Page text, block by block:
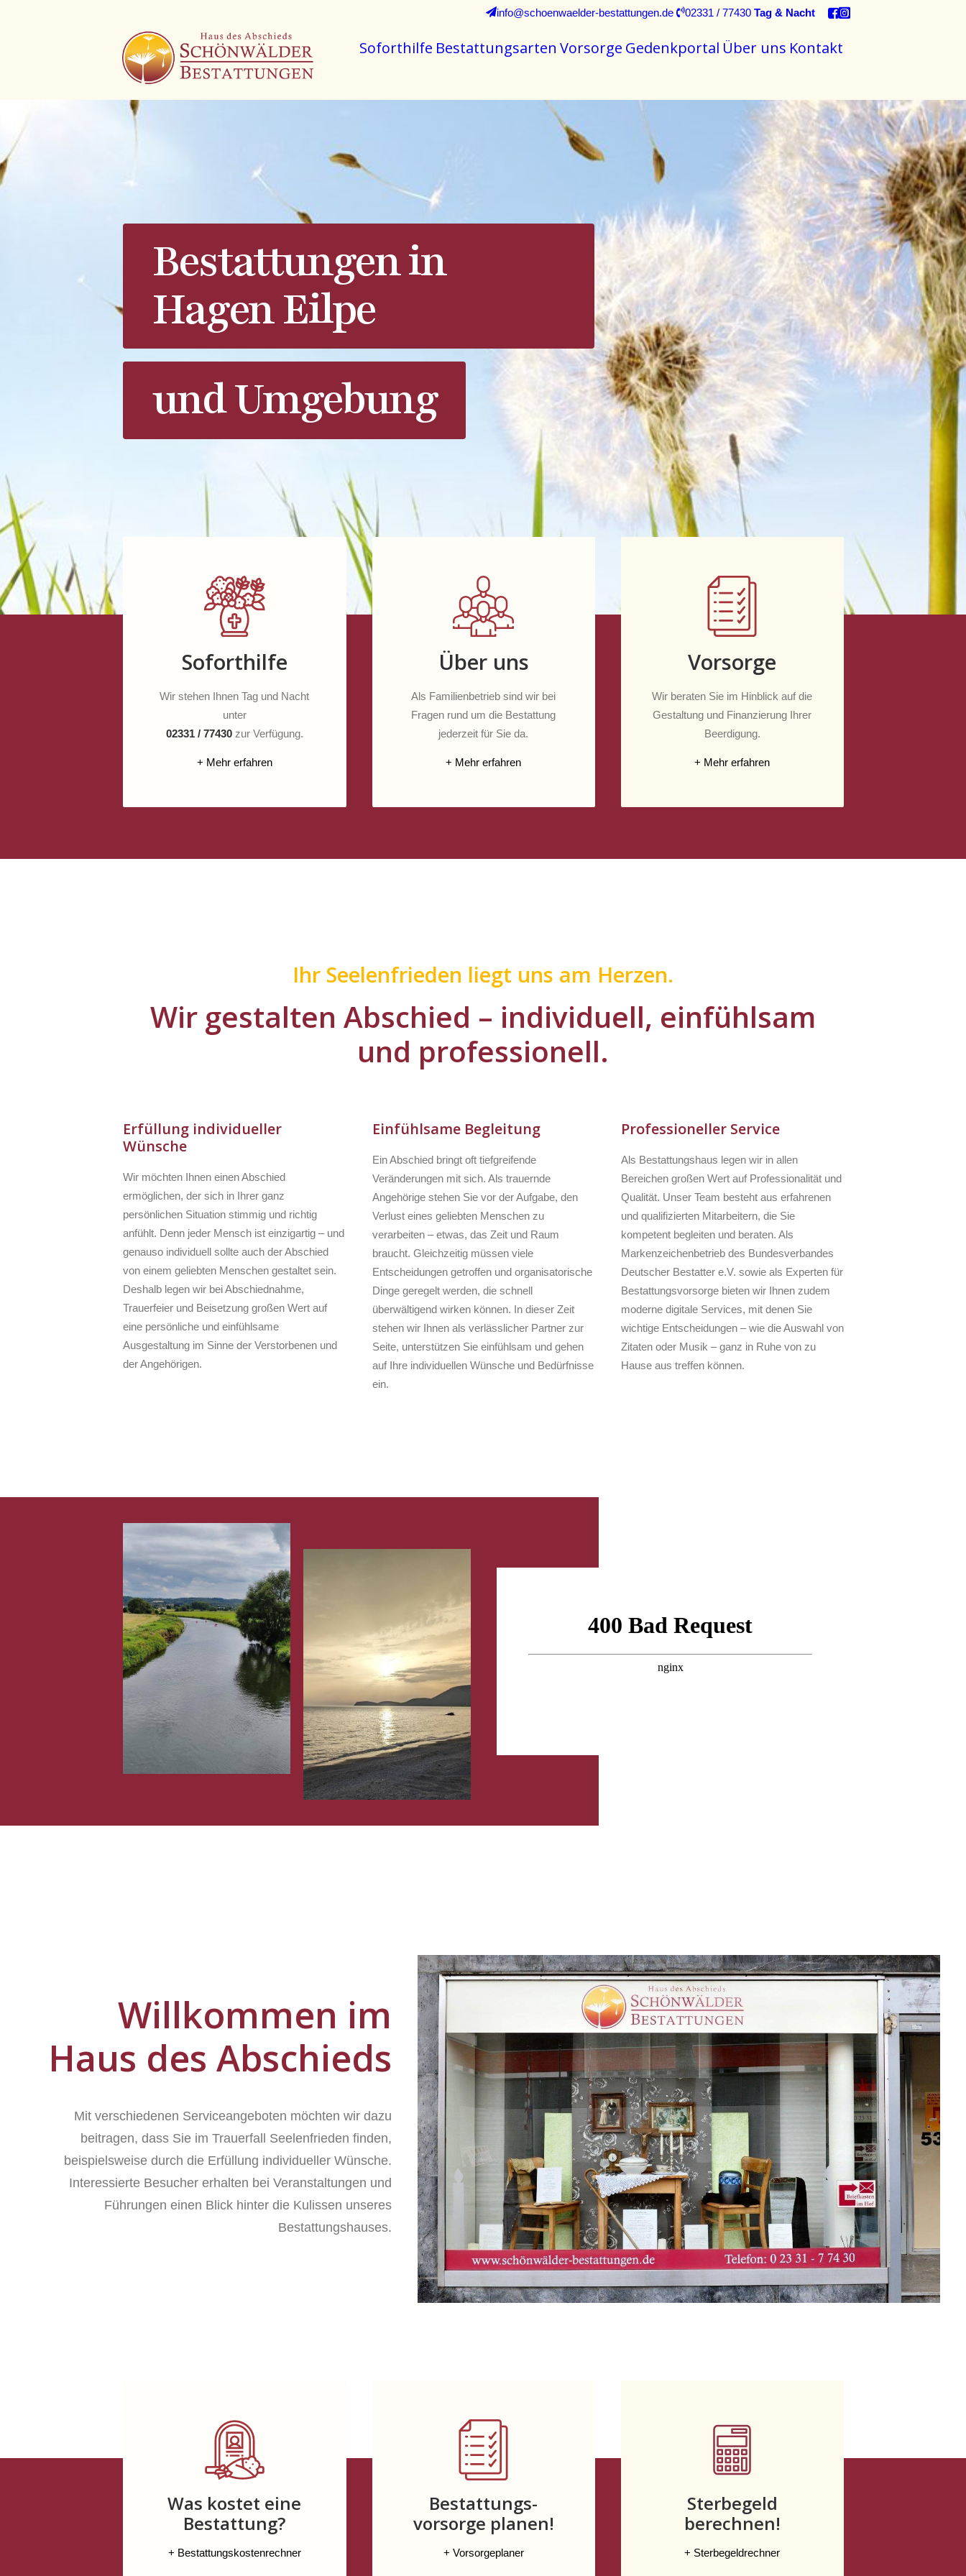
info@schoenwaelder-bestattungen.de 02331 / 77430 Tag & Nacht
Soforthilfe Bestattungsarten Vorsorge Gedenkportal Über uns Kontakt
Bestattungen in
Hagen Eilpe
und Umgebung
Soforthilfe
Wir stehen Ihnen Tag und Nacht
unter
02331 / 77430zur Verfügung.
+ Mehr erfahren
Über uns
Als Familienbetrieb sind wir bei
Fragen rund um die Bestattung
jederzeit für Sie da.
+ Mehr erfahren
Vorsorge
Wir beraten Sie im Hinblick auf die
Gestaltung und Finanzierung Ihrer
Beerdigung.
+ Mehr erfahren
Ihr Seelenfrieden liegt uns am Herzen.
Wir gestalten Abschied – individuell, einfühlsam
und professionell.
Erfüllung individueller
Wünsche
Wir möchten Ihnen einen Abschied
ermöglichen, der sich in Ihrer ganz
persönlichen Situation stimmig und richtig
anfühlt. Denn jeder Mensch ist einzigartig – und
genauso individuell sollte auch der Abschied
von einem geliebten Menschen gestaltet sein.
Deshalb legen wir bei Abschiednahme,
Trauerfeier und Beisetzung großen Wert auf
eine persönliche und einfühlsame
Ausgestaltung im Sinne der Verstorbenen und
der Angehörigen.
Einfühlsame Begleitung
Ein Abschied bringt oft tiefgreifende
Veränderungen mit sich. Als trauernde
Angehörige stehen Sie vor der Aufgabe, den
Verlust eines geliebten Menschen zu
verarbeiten – etwas, das Zeit und Raum
braucht. Gleichzeitig müssen viele
Entscheidungen getroffen und organisatorische
Dinge geregelt werden, die schnell
überwältigend wirken können. In dieser Zeit
stehen wir Ihnen als verlässlicher Partner zur
Seite, unterstützen Sie einfühlsam und gehen
auf Ihre individuellen Wünsche und Bedürfnisse
ein.
Professioneller Service
Als Bestattungshaus legen wir in allen
Bereichen großen Wert auf Professionalität und
Qualität. Unser Team besteht aus erfahrenen
und qualifizierten Mitarbeitern, die Sie
kompetent begleiten und beraten. Als
Markenzeichenbetrieb des Bundesverbandes
Deutscher Bestatter e.V. sowie als Experten für
Bestattungsvorsorge bieten wir Ihnen zudem
moderne digitale Services, mit denen Sie
wichtige Entscheidungen – wie die Auswahl von
Zitaten oder Musik – ganz in Ruhe von zu
Hause aus treffen können.
Willkommen im
Haus des Abschieds
Mit verschiedenen Serviceangeboten möchten wir dazu
beitragen, dass Sie im Trauerfall Seelenfrieden finden,
beispielsweise durch die Erfüllung individueller Wünsche.
Interessierte Besucher erhalten bei Veranstaltungen und
Führungen einen Blick hinter die Kulissen unseres
Bestattungshauses.
Was kostet eine
Bestattung?
+ Bestattungskostenrechner
Bestattungs-
vorsorge planen!
+ Vorsorgeplaner
Sterbegeld
berechnen!
+ Sterbegeldrechner